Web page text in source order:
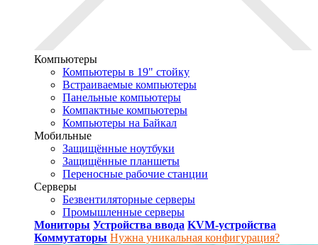
Компьютеры
Компьютеры в 19" стойкy
Встраиваемые компьютеры
Панельные компьютеры
Компактные компьютеры
Компьютеры на Байкал
Мобильные
Защищённые ноутбуки
Защищённые планшеты
Переносные рабочие станции
Серверы
Безвентиляторные серверы
Промышленные серверы
Мониторы Устройства ввода KVM-устройства
Коммутаторы Нужна уникальная конфигурация?